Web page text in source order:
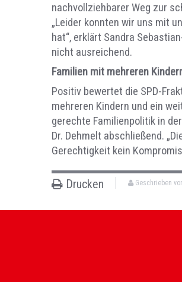
nachvollziehbarer Weg zur
„Leider konnten wir uns mit
hat“, erklärt Sandra
nicht ausreichend.
Familien mit mehreren
Positiv bewertet die SPD-
mehreren Kindern und ein
gerechte Familienpolitik in
Dr. Dehmelt abschließend.
Gerechtigkeit kein
Drucken Geschrieben